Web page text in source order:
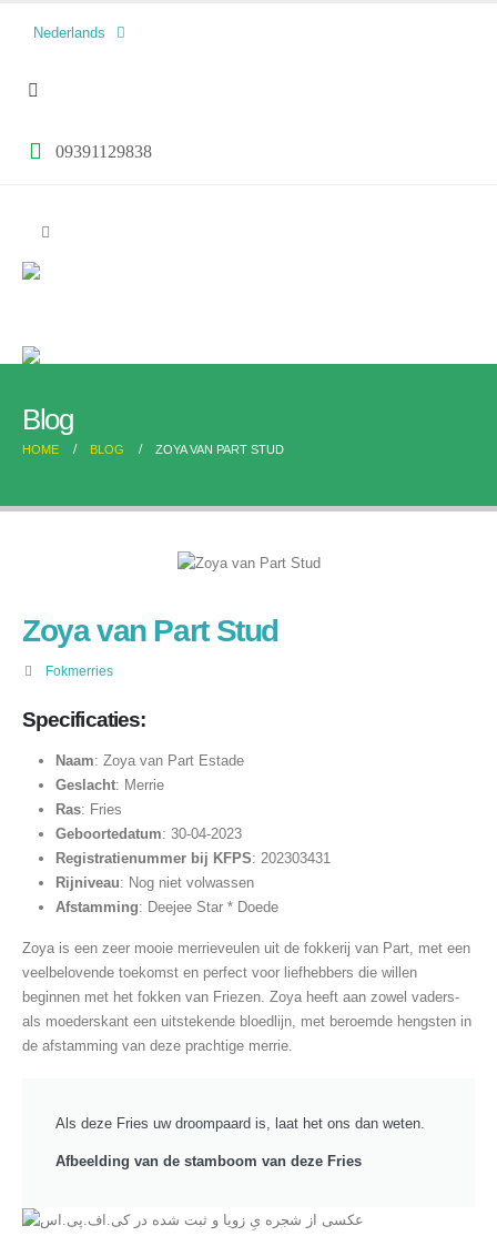
Nederlands
فارسی
09391129838
Blog
HOME BLOG ZOYA VAN PART STUD
Zoya van Part Stud
Fokmerries
Specificaties:
Naam: Zoya van Part Estade
Geslacht: Merrie
Ras: Fries
Geboortedatum: 30-04-2023
Registratienummer bij KFPS: 202303431
Rijniveau: Nog niet volwassen
Afstamming: Deejee Star * Doede
Zoya is een zeer mooie merrieveulen uit de fokkerij van Part, met een
veelbelovende toekomst en perfect voor liefhebbers die willen
beginnen met het fokken van Friezen. Zoya heeft aan zowel vaders-
als moederskant een uitstekende bloedlijn, met beroemde hengsten in
de afstamming van deze prachtige merrie.
Als deze Fries uw droompaard is, laat het ons dan weten.
Afbeelding van de stamboom van deze Fries